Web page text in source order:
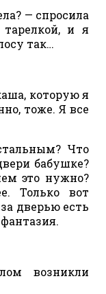
— спросила
и я
так…
которую я
тоже. Я все
Что
бабушке?
это нужно?
Только вот
дверью есть
возникли